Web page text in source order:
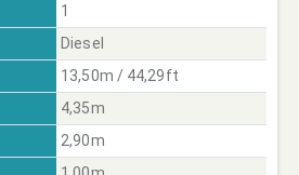
1
Diesel
13,50m / 44,29ft
4,35m
2,90m